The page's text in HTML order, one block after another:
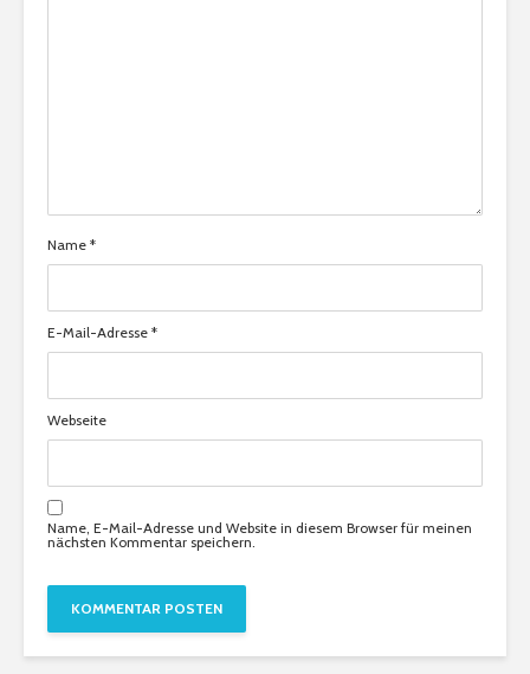
Name *
E-Mail-Adresse *
Webseite
Name, E-Mail-Adresse und Website in diesem Browser für meinen
nächsten Kommentar speichern.